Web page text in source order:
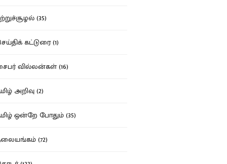
(35)
கட்டுரை (1)
வில்லன்கள் (16)
அறிவு (2)
ஒன்றே போதும் (35)
(72)